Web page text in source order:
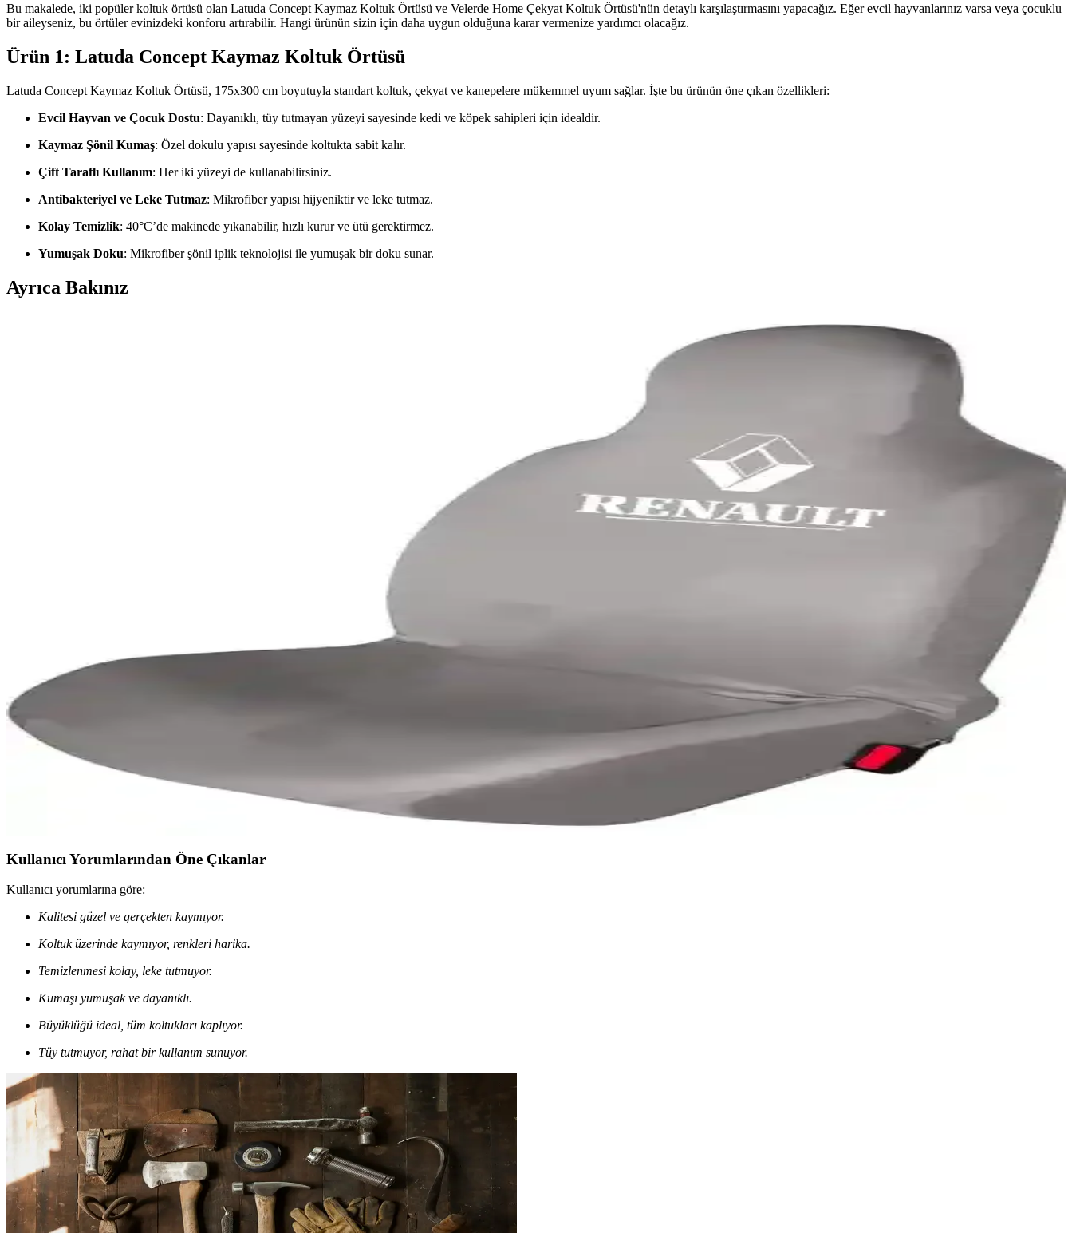
Bu makalede, iki popüler koltuk örtüsü olan Latuda Concept Kaymaz Koltuk Örtüsü ve Velerde Home Çekyat Koltuk Örtüsü'nün detaylı karşılaştırmasını yapacağız. Eğer evcil hayvanlarınız varsa veya çocuklu
bir aileyseniz, bu örtüler evinizdeki konforu artırabilir. Hangi ürünün sizin için daha uygun olduğuna karar vermenize yardımcı olacağız.
Ürün 1: Latuda Concept Kaymaz Koltuk Örtüsü
Latuda Concept Kaymaz Koltuk Örtüsü, 175x300 cm boyutuyla standart koltuk, çekyat ve kanepelere mükemmel uyum sağlar. İşte bu ürünün öne çıkan özellikleri:
Evcil Hayvan ve Çocuk Dostu: Dayanıklı, tüy tutmayan yüzeyi sayesinde kedi ve köpek sahipleri için idealdir.
Kaymaz Şönil Kumaş: Özel dokulu yapısı sayesinde koltukta sabit kalır.
Çift Taraflı Kullanım: Her iki yüzeyi de kullanabilirsiniz.
Antibakteriyel ve Leke Tutmaz: Mikrofiber yapısı hijyeniktir ve leke tutmaz.
Kolay Temizlik: 40°C’de makinede yıkanabilir, hızlı kurur ve ütü gerektirmez.
Yumuşak Doku: Mikrofiber şönil iplik teknolojisi ile yumuşak bir doku sunar.
Ayrıca Bakınız
Ev dekorasyonunda koltuk seçimi, estetik ve fonksiyonelliği bir arada sunan modellerle yaşam alanlarınızı dönüştürmenize olanak tanır.
Modern antrasit koltuk takımları, şıklık ve dayanıklılığıyla iç mekanlara zarafet katarken, fonksiyonel tasarımlarıyla konforu artırır. Uzun ömürlü ve estetik çözümler sunar.
Estetik ve fonksiyonelliği bir araya getiren modern koltuk takımları, dayanıklı malzemeleri ve şık tasarımlarıyla yaşam alanlarınıza yeni bir soluk getiriyor.
Erduran Mobilya ile Dayanıklı ve Modüler Koltuk Takımları Ürünleri ve Özellikleri
Erduran Mobilya, dayanıklı ve modüler koltuk takımlarıyla uzun ömür ve fonksiyonellik sunar. Yüksek kaliteli kumaşlar ve esnek tasarımlarla mekânlarınızı kişiselleştirin.
Mikrofiber Koltuklar: Dayanıklılık ve Konfor Sunan Modern Mobilya Seçenekleri
Mikrofiber koltuklar, dayanıklı ve kolay temizlenebilir yapısıyla modern yaşam alanlarının vazgeçilmez mobilyalarıdır. Uzun ömürlü ve estetik tasarımlarıyla ev ve ofislerde tercih edilir.
Kaymaz Koltuk Örtüleri Karşılaştırması: Latuda Concept ve Velarde Home Ürünleri
Latuda Concept ve Velarde Home kaymaz koltuk örtüleri, yüksek kalite ve kullanım kolaylığıyla öne çıkıyor. Her iki ürün de dayanıklı, leke tutmaz ve kayma yapmayan özellikleriyle ev konforunu artırıyor.
3'lü Koltuk Modelleri ile Modern ve Şık Ev Dekorasyonu Yaratma Rehberi
Ev dekorasyonunda modern ve klasik tarzda 3'lü koltuk modelleri, tasarım, malzeme ve fonksiyonellik açısından detaylı bilgiler içerir. Uygun model seçimi ve dekorasyon ipuçlarıyla yaşam alanlarınızı
güzelleştirin.
Renault R 9 İçin Dayanıklı ve Esnek Oto Koltuk Servis Kılıfı Ürün İncelemesi
Kaliteli likralı penye kumaştan üretilen Renault R 9 koltuk kılıfı, kolay montajı ve hijyen avantajıyla araç içi konforu artırır, uzun ömürlü ve pratik kullanım sağlar.
Kullanıcı Yorumlarından Öne Çıkanlar
Kullanıcı yorumlarına göre:
Kalitesi güzel ve gerçekten kaymıyor.
Koltuk üzerinde kaymıyor, renkleri harika.
Temizlenmesi kolay, leke tutmuyor.
Kumaşı yumuşak ve dayanıklı.
Büyüklüğü ideal, tüm koltukları kaplıyor.
Tüy tutmuyor, rahat bir kullanım sunuyor.